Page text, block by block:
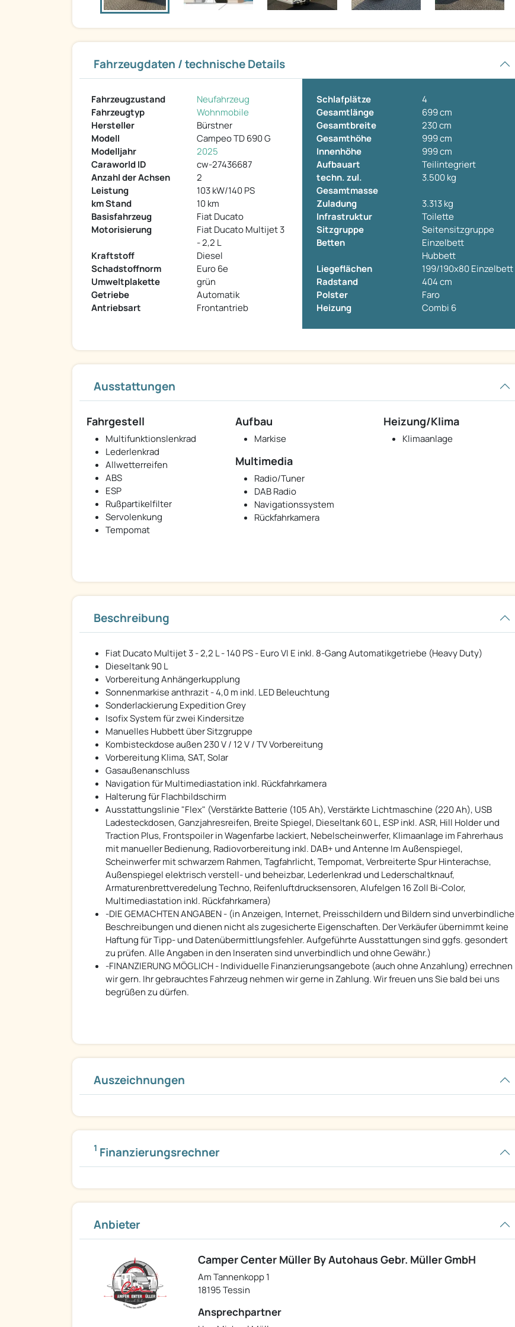
Fahrzeugdaten / technische Details
Fahrzeugzustand
Neufahrzeug
Fahrzeugtyp
Wohnmobile
Hersteller
Bürstner
Modell
Campeo TD 690 G
Modelljahr
2025
Caraworld ID
cw-27436687
Anzahl der Achsen
2
Leistung
103 kW/140 PS
km Stand
10 km
Basisfahrzeug
Fiat Ducato
Motorisierung
Fiat Ducato Multijet 3
- 2,2 L
Kraftstoff
Diesel
Schadstoffnorm
Euro 6e
Umweltplakette
grün
Getriebe
Automatik
Antriebsart
Frontantrieb
Schlafplätze
4
Gesamtlänge
699 cm
Gesamtbreite
230 cm
Gesamthöhe
999 cm
Innenhöhe
999 cm
Aufbauart
Teilintegriert
techn. zul.
Gesamtmasse
3.500 kg
Zuladung
3.313 kg
Infrastruktur
Toilette
Sitzgruppe
Seitensitzgruppe
Betten
Einzelbett
Hubbett
Liegeflächen
199/190x80 Einzelbett
Radstand
404 cm
Polster
Faro
Heizung
Combi 6
Ausstattungen
Fahrgestell
Multifunktionslenkrad
Lederlenkrad
Allwetterreifen
ABS
ESP
Rußpartikelfilter
Servolenkung
Tempomat
Aufbau
Markise
Heizung/Klima
Klimaanlage
Multimedia
Radio/Tuner
DAB Radio
Navigationssystem
Rückfahrkamera
Beschreibung
Fiat Ducato Multijet 3 - 2,2 L - 140 PS - Euro VI E inkl. 8-Gang Automatikgetriebe (Heavy Duty)
Dieseltank 90 L
Vorbereitung Anhängerkupplung
Sonnenmarkise anthrazit - 4,0 m inkl. LED Beleuchtung
Sonderlackierung Expedition Grey
Isofix System für zwei Kindersitze
Manuelles Hubbett über Sitzgruppe
Kombisteckdose außen 230 V / 12 V / TV Vorbereitung
Vorbereitung Klima, SAT, Solar
Gasaußenanschluss
Navigation für Multimediastation inkl. Rückfahrkamera
Halterung für Flachbildschirm
Ausstattungslinie "Flex" (Verstärkte Batterie (105 Ah), Verstärkte Lichtmaschine (220 Ah), USB
Ladesteckdosen, Ganzjahresreifen, Breite Spiegel, Dieseltank 60 L, ESP inkl. ASR, Hill Holder und
Traction Plus, Frontspoiler in Wagenfarbe lackiert, Nebelscheinwerfer, Klimaanlage im Fahrerhaus
mit manueller Bedienung, Radiovorbereitung inkl. DAB+ und Antenne Im Außenspiegel,
Scheinwerfer mit schwarzem Rahmen, Tagfahrlicht, Tempomat, Verbreiterte Spur Hinterachse,
Außenspiegel elektrisch verstell- und beheizbar, Lederlenkrad und Lederschaltknauf,
Armaturenbrettveredelung Techno, Reifenluftdrucksensoren, Alufelgen 16 Zoll Bi-Color,
Multimediastation inkl. Rückfahrkamera)
-DIE GEMACHTEN ANGABEN - (in Anzeigen, Internet, Preisschildern und Bildern sind unverbindliche
Beschreibungen und dienen nicht als zugesicherte Eigenschaften. Der Verkäufer übernimmt keine
Haftung für Tipp- und Datenübermittlungsfehler. Aufgeführte Ausstattungen sind ggfs. gesondert
zu prüfen. Alle Angaben in den Inseraten sind unverbindlich und ohne Gewähr.)
-FINANZIERUNG MÖGLICH - Individuelle Finanzierungsangebote (auch ohne Anzahlung) errechnen
wir gern. Ihr gebrauchtes Fahrzeug nehmen wir gerne in Zahlung. Wir freuen uns Sie bald bei uns
begrüßen zu dürfen.
Auszeichnungen
1 Finanzierungsrechner
Anbieter
Camper Center Müller By Autohaus Gebr. Müller GmbH
Am Tannenkopp 1
18195 Tessin
Ansprechpartner